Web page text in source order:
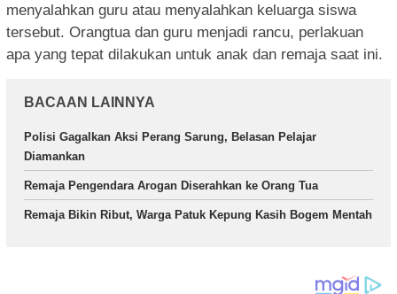
menyalahkan guru atau menyalahkan keluarga siswa
tersebut. Orangtua dan guru menjadi rancu, perlakuan
apa yang tepat dilakukan untuk anak dan remaja saat ini.
BACAAN LAINNYA
Polisi Gagalkan Aksi Perang Sarung, Belasan Pelajar
Diamankan
Remaja Pengendara Arogan Diserahkan ke Orang Tua
Remaja Bikin Ribut, Warga Patuk Kepung Kasih Bogem Mentah